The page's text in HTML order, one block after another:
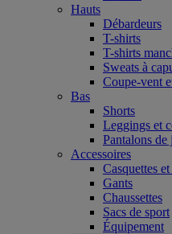
Hauts
Débardeurs
T-shirts
T-shirts
Sweats à
Coupe-vent
Bas
Shorts
Leggings et
Pantalons de
Accessoires
Casquettes
Gants
Chaussettes
Sacs de sport
Équipement